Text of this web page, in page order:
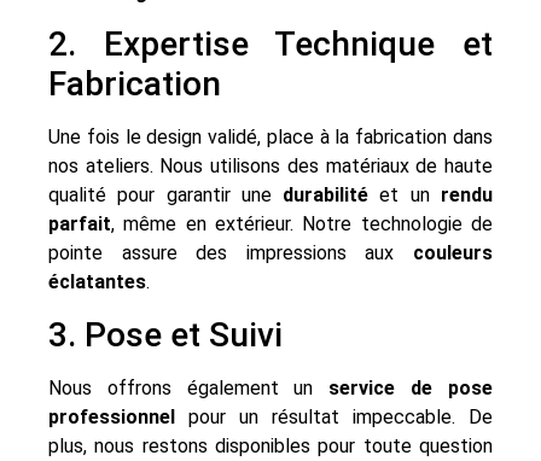
2. Expertise Technique et
Fabrication
Une fois le design validé, place à la fabrication dans
nos ateliers. Nous utilisons des matériaux de haute
qualité pour garantir une durabilité et un rendu
parfait, même en extérieur. Notre technologie de
pointe assure des impressions aux couleurs
éclatantes.
3. Pose et Suivi
Nous offrons également un service de pose
professionnel pour un résultat impeccable. De
plus, nous restons disponibles pour toute question